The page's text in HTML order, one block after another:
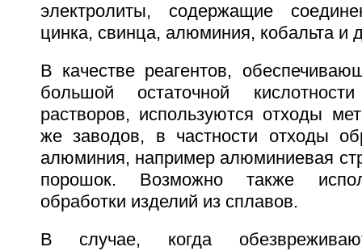
электролиты, содержащие
цинка, свинца, алюминия, кобальта и
В качестве реагентов,
большой остаточной
растворов, используются отходы
же заводов, в частности отходы
алюминия, например алюминиевая
порошок. Возможно также
обработки изделий из сплавов.
В случае, когда